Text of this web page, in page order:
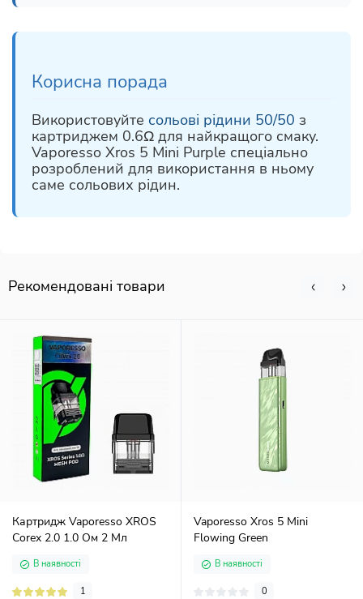
Корисна порада
Використовуйте сольові рідини 50/50 з
картриджем 0.6Ω для найкращого смаку.
Vaporesso Xros 5 Mini Purple спеціально
розроблений для використання в ньому
саме сольових рідин.
Рекомендовані товари
Картридж Vaporesso XROS
Corex 2.0 1.0 Ом 2 Мл
В наявності
1
Vaporesso Xros 5 Mini
Flowing Green
В наявності
0